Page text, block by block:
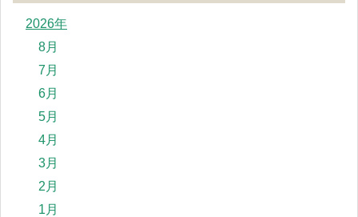
2026年
8月
7月
6月
5月
4月
3月
2月
1月